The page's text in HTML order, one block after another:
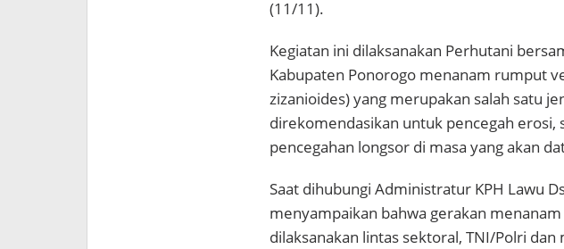
(11/11).
Kegiatan ini dilaksanakan Perhutani
Kabupaten Ponorogo menanam rumput
zizanioides) yang merupakan salah satu
direkomendasikan untuk pencegah erosi,
pencegahan longsor di masa yang akan
Saat dihubungi Administratur KPH Lawu
menyampaikan bahwa gerakan
dilaksanakan lintas sektoral, TNI/Polri dan